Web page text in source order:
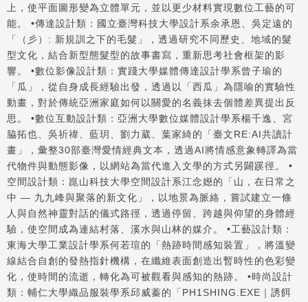
上，使平面圖形變為立體單元，並以更少材料實現數位工藝的可
能。 •傳達設計類：國立臺灣科技大學設計系余承恩、吳定遠的
「（彡）: 新規訓之下的毛髮」，透過研究不同歷史、地域的髮
型文化，結合新型態髮型的故事書寫，重新思考社會框架的影
響。 •數位影像設計類：實踐大學媒體傳達設計學系曾子瑜的
「瓜」，從自身成長經驗出發，透過以「西瓜」為隱喻的實驗性
動畫，對於傳統亞洲家庭如何以關愛的名義抹去個體差異提出反
思。 •數位互動設計類：亞洲大學數位媒體設計學系楊千逸、宮
脇拓也、吳祈禕、藍玥、劉力葳、葉家綺的「臺文RE:AI共讀計
畫」，彙整30部臺灣愛情經典文本，透過AI將情感意象轉譯為當
代物件與動態影像，以網站為當代進入文學的方式另闢蹊徑。 •
空間設計類：崑山科技大學空間設計系江念嬨的「山，在日常之
中 — 九九峰與聚落的新文化」，以地景為脈絡，嘗試建立一條
人與自然神靈對話的儀式路徑，透過停留、跨越與仰望的身體經
驗，使空間成為連結村落、溪水與山林的媒介。 •工藝設計類：
東海大學工業設計學系何若瑄的「熱跡時間感知裝置」，將溫變
線結合自創的發熱指針機構，在纖維表面創造出暫時性的色彩變
化，使時間的流逝，轉化為可被觀看與感知的熱跡。 •時尚設計
類：輔仁大學織品服裝學系邱威蓁的「PH1SHING.EXE｜誘餌